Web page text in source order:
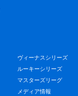
ヴィーナスシリーズ
ルーキーシリーズ
マスターズリーグ
メディア情報